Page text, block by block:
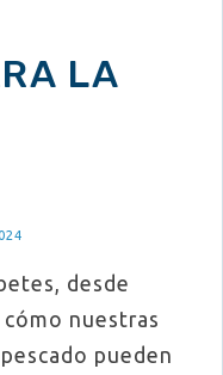
LA
desde
nuestras
pueden